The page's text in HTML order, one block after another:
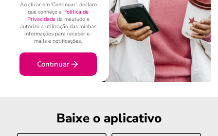
Ao clicar em 'Continuar', declaro
que conheço a Política de
Privacidadeda meutudo e
autorizo a utilização das minhas
informações para receber e-
mails e notificações.
Continuar
Baixe o aplicativo